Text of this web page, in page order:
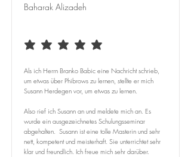
Baharak Alizadeh
durchschnittliches Rating ist 5 von 5
Als ich Herrn Branko Babic eine Nachricht schrieb,
um etwas über Phibrows zu lernen, stellte er mich
Susann Herdegen vor, um etwas zu lernen.
Also rief ich Susann an und meldete mich an. Es
wurde ein ausgezeichnetes Schulungsseminar
abgehalten. Susann ist eine tolle Masterin und sehr
nett, kompetent und meisterhaft. Sie unterrichtet sehr
klar und freundlich. Ich freue mich sehr darüber.